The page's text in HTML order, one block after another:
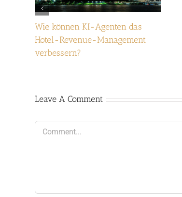
Wie können KI-Agenten das
Hotel-Revenue-Management
verbessern?
Leave A Comment